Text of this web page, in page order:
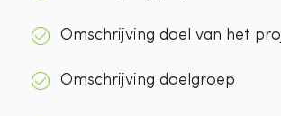
Omschrijving doel van het
Omschrijving doelgroep